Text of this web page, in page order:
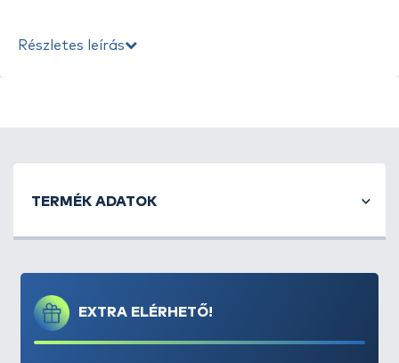
Részletes leírás
EXTRA ELÉRHETŐ!
TERMÉK ADATOK